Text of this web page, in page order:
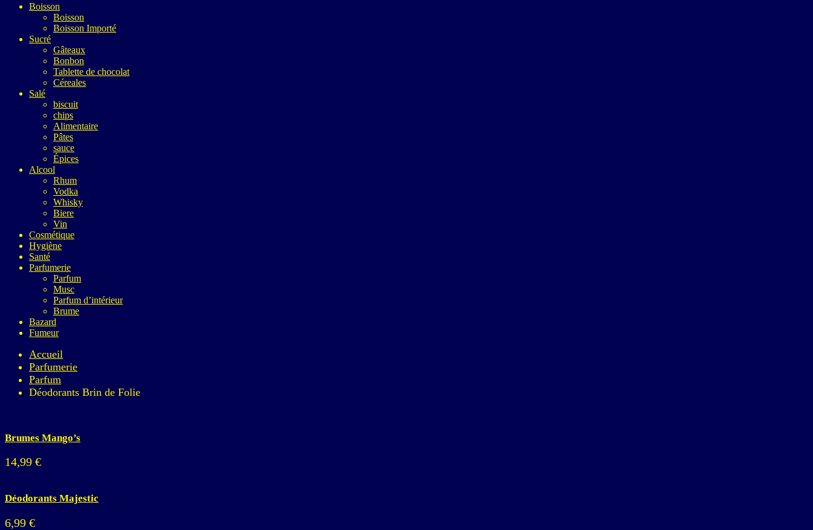
Boisson
Boisson
Boisson Importé
Sucré
Gâteaux
Bonbon
Tablette de chocolat
Céreales
Salé
biscuit
chips
Alimentaire
Pâtes
sauce
Épices
Alcool
Rhum
Vodka
Whisky
Biere
Vin
Cosmétique
Hygiène
Santé
Parfumerie
Parfum
Musc
Parfum d’intérieur
Brume
Bazard
Fumeur
Accueil
Parfumerie
Parfum
Déodorants Brin de Folie
Brumes Mango’s
14,99 €
Déodorants Majestic
6,99 €